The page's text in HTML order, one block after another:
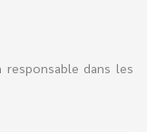
dans les